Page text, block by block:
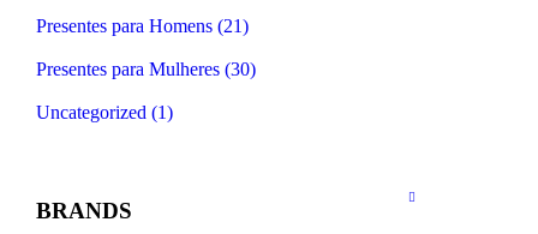
Presentes para Homens (21)
Presentes para Mulheres (30)
Uncategorized (1)
BRANDS